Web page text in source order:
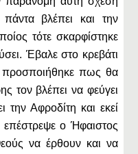
βλέπει και την
τότε σκαρφίστηκε
Έβαλε στο κρεβάτι
προσποιήθηκε πως θα
τον βλέπει να φεύγει
την Αφροδίτη και εκεί
επέστρεψε ο Ήφαιστος
να έρθουν και να